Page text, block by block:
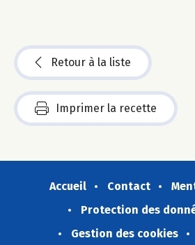
Retour à la liste
Imprimer la recette
Accueil Contact
Protection des
Gestion des cookies